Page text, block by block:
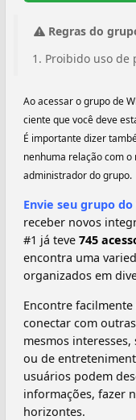
Regras do
Proibido uso de
Ao acessar o grupo de
ciente que você deve
É importante dizer
nenhuma relação com o
administrador do grupo.
Envie seu grupo
receber novos
#1 já teve 745
encontra uma
organizados em
Encontre
conectar com
mesmos
ou de
usuários podem
informações, fazer
horizontes.